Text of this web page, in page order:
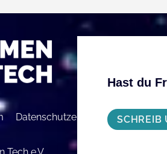
Datenschutzerklärung
Tech e.V.
Hast du
SCHREIB